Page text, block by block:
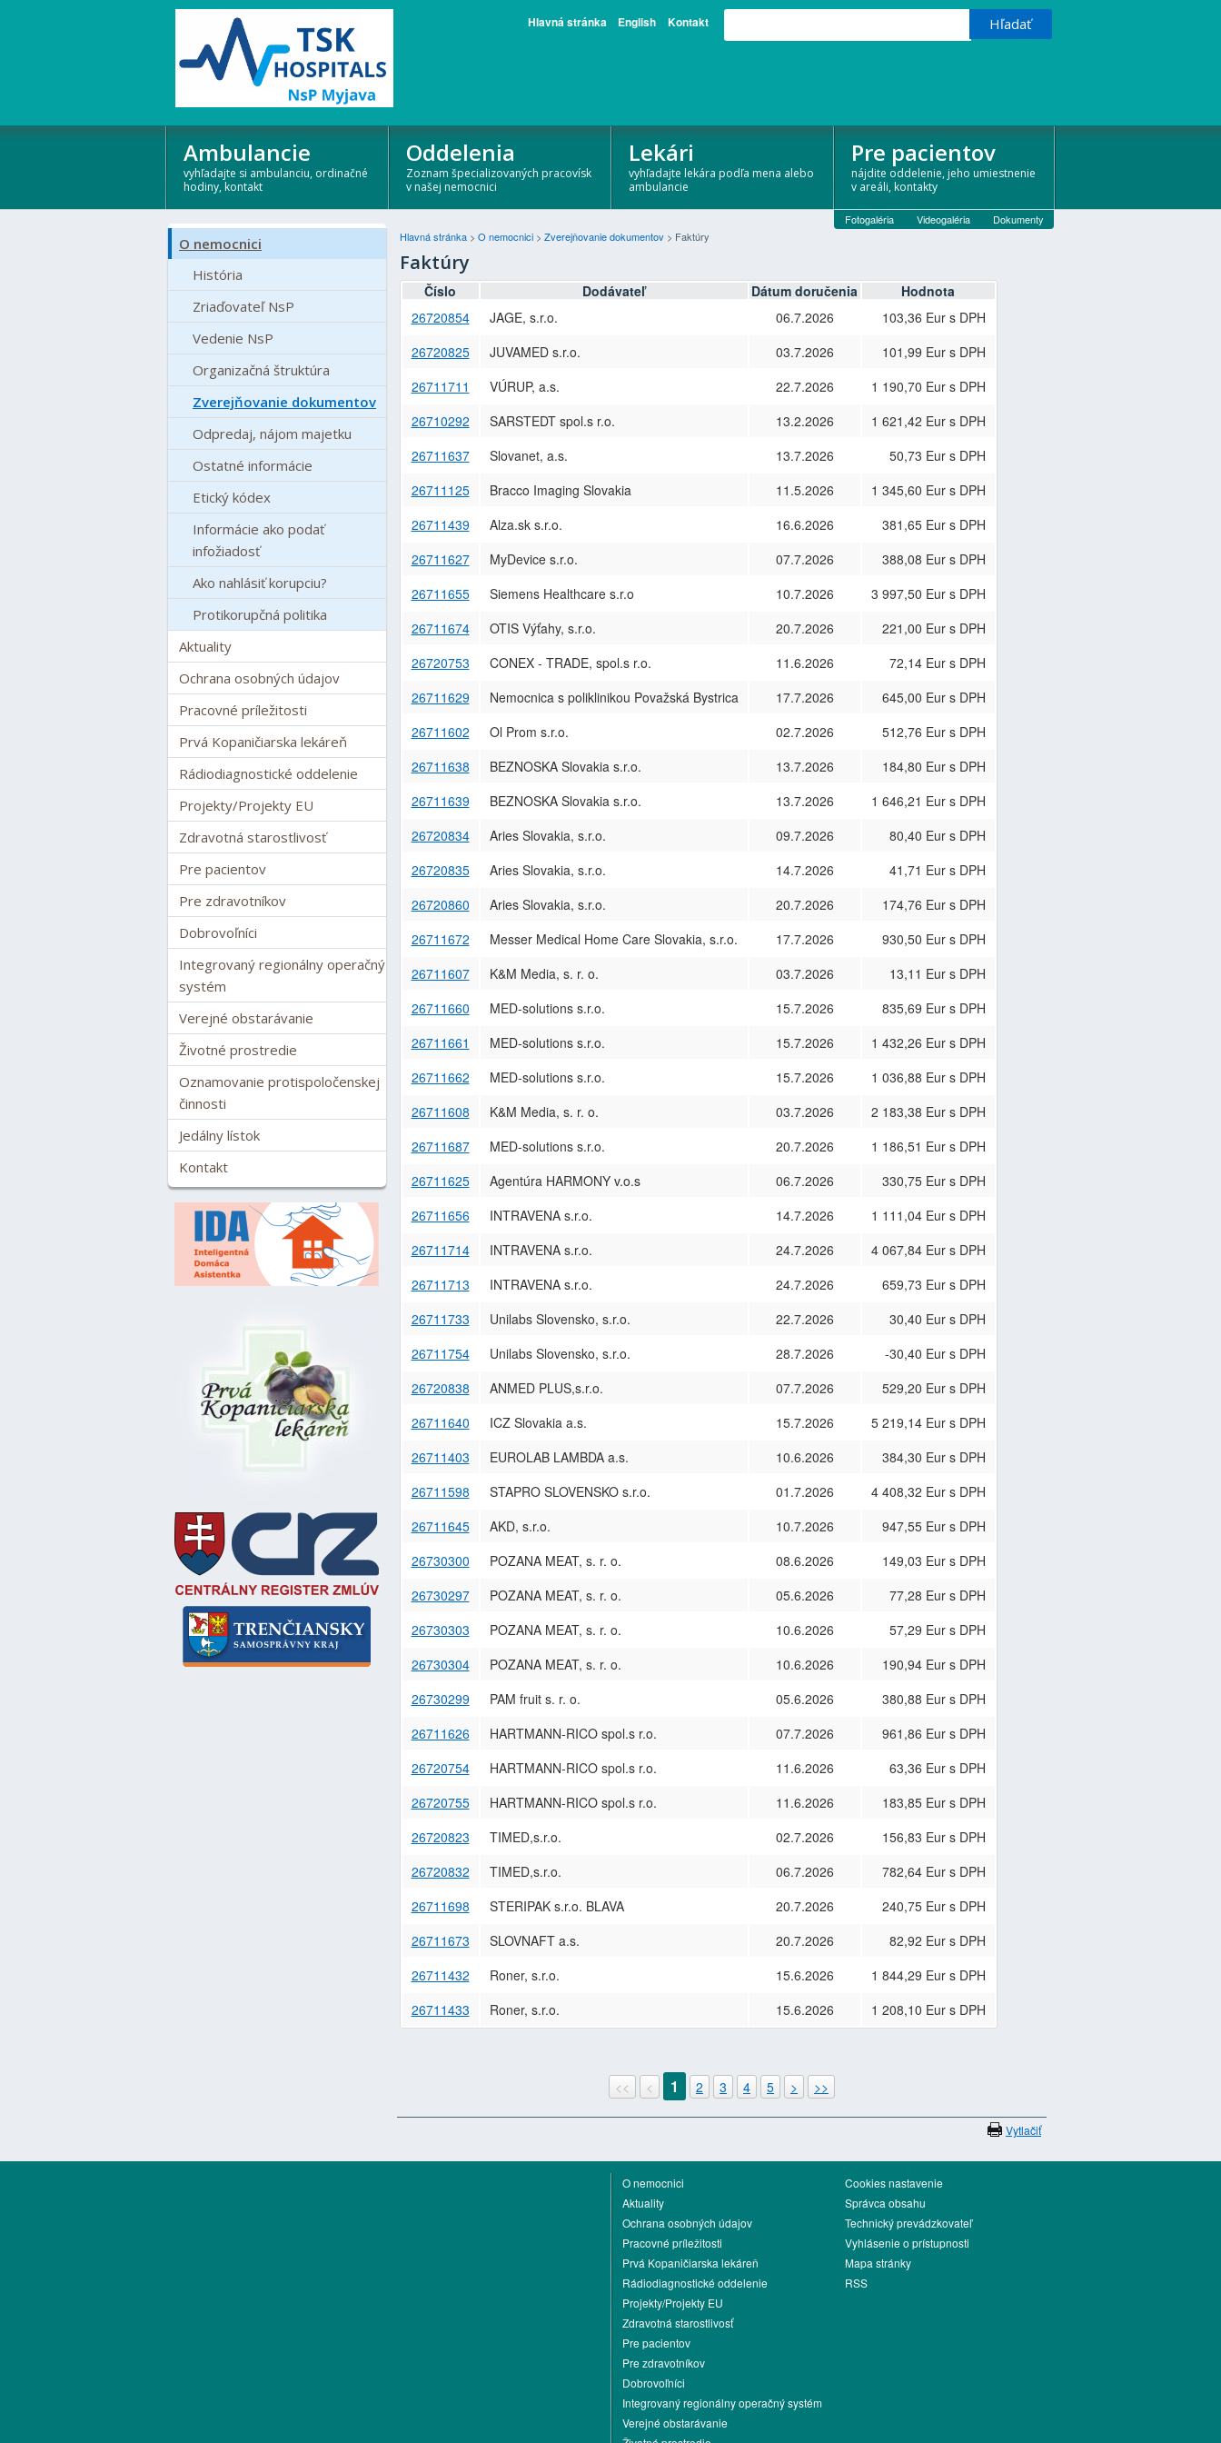
Hlavná stránka English Kontakt
Ambulancie
vyhľadajte si ambulanciu, ordinačné
hodiny, kontakt
Oddelenia
Zoznam špecializovaných pracovísk
v našej nemocnici
Lekári
vyhľadajte lekára podľa mena alebo
ambulancie
Pre pacientov
nájdite oddelenie, jeho umiestnenie
v areáli, kontakty
O nemocnici
História
Zriaďovateľ NsP
Vedenie NsP
Organizačná štruktúra
Zverejňovanie dokumentov
Odpredaj, nájom majetku
Ostatné informácie
Etický kódex
Informácie ako podať
infožiadosť
Ako nahlásiť korupciu?
Protikorupčná politika
Aktuality
Ochrana osobných údajov
Pracovné príležitosti
Prvá Kopaničiarska lekáreň
Rádiodiagnostické oddelenie
Projekty/Projekty EU
Zdravotná starostlivosť
Pre pacientov
Pre zdravotníkov
Dobrovoľníci
Integrovaný regionálny operačný
systém
Verejné obstarávanie
Životné prostredie
Oznamovanie protispoločenskej
činnosti
Jedálny lístok
Kontakt
Fotogaléria Videogaléria
Dokumenty
Hlavná stránka > O nemocnici > Zverejňovanie dokumentov > Faktúry
Faktúry
Číslo Dodávateľ Dátum doručenia
Hodnota
26720854
JAGE, s.r.o. 06.7.2026
103,36 Eur s DPH
26720825
JUVAMED s.r.o. 03.7.2026
101,99 Eur s DPH
26711711
VÚRUP, a.s. 22.7.2026
1 190,70 Eur s DPH
26710292
SARSTEDT spol.s r.o. 13.2.2026
1 621,42 Eur s DPH
26711637
Slovanet, a.s. 13.7.2026
50,73 Eur s DPH
26711125
Bracco Imaging Slovakia 11.5.2026
1 345,60 Eur s DPH
26711439
Alza.sk s.r.o. 16.6.2026
381,65 Eur s DPH
26711627
MyDevice s.r.o. 07.7.2026
388,08 Eur s DPH
26711655
Siemens Healthcare s.r.o 10.7.2026
3 997,50 Eur s DPH
26711674
OTIS Výťahy, s.r.o. 20.7.2026
221,00 Eur s DPH
26720753
CONEX - TRADE, spol.s r.o. 11.6.2026
72,14 Eur s DPH
26711629
Nemocnica s poliklinikou Považská Bystrica 17.7.2026
645,00 Eur s DPH
26711602
Ol Prom s.r.o. 02.7.2026
512,76 Eur s DPH
26711638
BEZNOSKA Slovakia s.r.o. 13.7.2026
184,80 Eur s DPH
26711639
BEZNOSKA Slovakia s.r.o. 13.7.2026
1 646,21 Eur s DPH
26720834
Aries Slovakia, s.r.o. 09.7.2026
80,40 Eur s DPH
26720835
Aries Slovakia, s.r.o. 14.7.2026
41,71 Eur s DPH
26720860
Aries Slovakia, s.r.o. 20.7.2026
174,76 Eur s DPH
26711672
Messer Medical Home Care Slovakia, s.r.o. 17.7.2026
930,50 Eur s DPH
26711607
K&M Media, s. r. o. 03.7.2026
13,11 Eur s DPH
26711660
MED-solutions s.r.o. 15.7.2026
835,69 Eur s DPH
26711661
MED-solutions s.r.o. 15.7.2026
1 432,26 Eur s DPH
26711662
MED-solutions s.r.o. 15.7.2026
1 036,88 Eur s DPH
26711608
K&M Media, s. r. o. 03.7.2026
2 183,38 Eur s DPH
26711687
MED-solutions s.r.o. 20.7.2026
1 186,51 Eur s DPH
26711625
Agentúra HARMONY v.o.s 06.7.2026
330,75 Eur s DPH
26711656
INTRAVENA s.r.o. 14.7.2026
1 111,04 Eur s DPH
26711714
INTRAVENA s.r.o. 24.7.2026
4 067,84 Eur s DPH
26711713
INTRAVENA s.r.o. 24.7.2026
659,73 Eur s DPH
26711733
Unilabs Slovensko, s.r.o. 22.7.2026
30,40 Eur s DPH
26711754
Unilabs Slovensko, s.r.o. 28.7.2026
-30,40 Eur s DPH
26720838
ANMED PLUS,s.r.o. 07.7.2026
529,20 Eur s DPH
26711640
ICZ Slovakia a.s. 15.7.2026
5 219,14 Eur s DPH
26711403
EUROLAB LAMBDA a.s. 10.6.2026
384,30 Eur s DPH
26711598
STAPRO SLOVENSKO s.r.o. 01.7.2026
4 408,32 Eur s DPH
26711645
AKD, s.r.o. 10.7.2026
947,55 Eur s DPH
26730300
POZANA MEAT, s. r. o. 08.6.2026
149,03 Eur s DPH
26730297
POZANA MEAT, s. r. o. 05.6.2026
77,28 Eur s DPH
26730303
POZANA MEAT, s. r. o. 10.6.2026
57,29 Eur s DPH
26730304
POZANA MEAT, s. r. o. 10.6.2026
190,94 Eur s DPH
26730299
PAM fruit s. r. o. 05.6.2026
380,88 Eur s DPH
26711626
HARTMANN-RICO spol.s r.o. 07.7.2026
961,86 Eur s DPH
26720754
HARTMANN-RICO spol.s r.o. 11.6.2026
63,36 Eur s DPH
26720755
HARTMANN-RICO spol.s r.o. 11.6.2026
183,85 Eur s DPH
26720823
TIMED,s.r.o. 02.7.2026
156,83 Eur s DPH
26720832
TIMED,s.r.o. 06.7.2026
782,64 Eur s DPH
26711698
STERIPAK s.r.o. BLAVA 20.7.2026
240,75 Eur s DPH
26711673
SLOVNAFT a.s. 20.7.2026
82,92 Eur s DPH
26711432
Roner, s.r.o. 15.6.2026
1 844,29 Eur s DPH
26711433
Roner, s.r.o. 15.6.2026 1 208,10 Eur s DPH
<< < 1 2 3 4 5 > >>
Vytlačiť
O nemocnici
Aktuality
Ochrana osobných údajov
Pracovné príležitosti
Prvá Kopaničiarska lekáreň
Rádiodiagnostické oddelenie
Projekty/Projekty EU
Zdravotná starostlivosť
Pre pacientov
Pre zdravotníkov
Dobrovoľníci
Integrovaný regionálny operačný systém
Verejné obstarávanie
Cookies nastavenie
Správca obsahu
Technický prevádzkovateľ
Vyhlásenie o prístupnosti
Mapa stránky
RSS